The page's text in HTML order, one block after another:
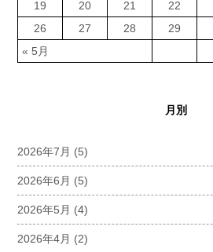
« 5月
19
20 21 22
26
27 28 29
月別
2026年7月 (5)
2026年6月 (5)
2026年5月 (4)
2026年4月 (2)